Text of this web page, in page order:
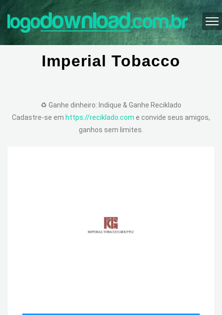
Imperial Tobacco
♻️ Ganhe dinheiro: Indique & Ganhe Reciklado
Cadastre-se em https://reciklado.com e convide seus amigos,
ganhos sem limites.